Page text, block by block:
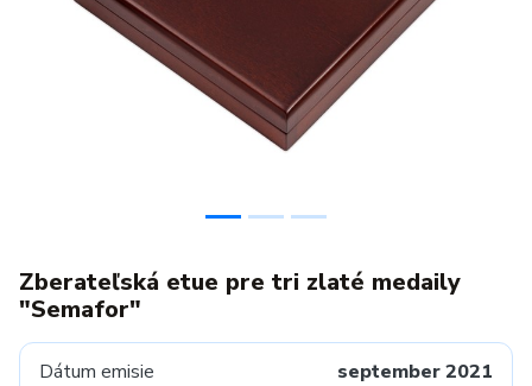
Previous
Zberateľská etue pre tri zlaté medaily
"Semafor"
Dátum emisie september 2021